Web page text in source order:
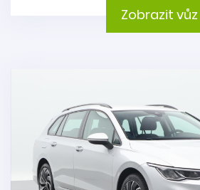
Zobrazit vůz